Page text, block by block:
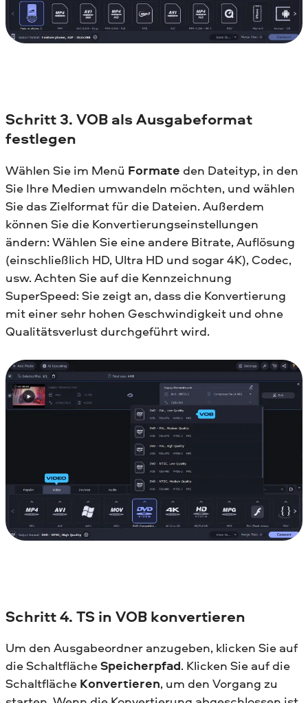
Schritt 3. VOB als Ausgabeformat
festlegen
Wählen Sie im Menü Formate den Dateityp, in den
Sie Ihre Medien umwandeln möchten, und wählen
Sie das Zielformat für die Dateien. Außerdem
können Sie die Konvertierungseinstellungen
ändern: Wählen Sie eine andere Bitrate, Auflösung
(einschließlich HD, Ultra HD und sogar 4K), Codec,
usw. Achten Sie auf die Kennzeichnung
SuperSpeed: Sie zeigt an, dass die Konvertierung
mit einer sehr hohen Geschwindigkeit und ohne
Qualitätsverlust durchgeführt wird.
Schritt 4. TS in VOB konvertieren
Um den Ausgabeordner anzugeben, klicken Sie auf
die SchaltflächeSpeicherpfad. Klicken Sie auf die
Schaltfläche Konvertieren, um den Vorgang zu